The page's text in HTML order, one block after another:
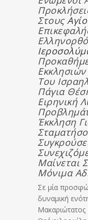
Στους
Του
Πάγια
Ειρηνική
Έκκληση
Μαίνεται
Μόνιμα
Σε μία
δυναμική
Μακαριώτατος